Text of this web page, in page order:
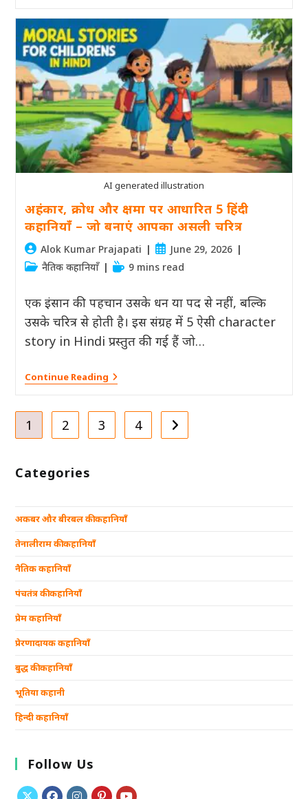
बुद्धिमानी
और
सही
निर्णय
की
5
हिंदी
कहानियाँ
AI generated illustration
अहंकार, क्रोध और क्षमा पर आधारित 5 हिंदी
कहानियाँ – जो बनाएं आपका असली चरित्र
Post
author:
Alok Kumar Prajapati
Post
published:
June 29, 2026
Postनैतिक कहानियाँ
Reading9 mins read
एक इंसान की पहचान उसके धन या पद से नहीं, बल्कि
उसके चरित्र से होती है। इस संग्रह में 5 ऐसी character
story in Hindi प्रस्तुत की गई हैं जो…
Continue Readingअहंकार,
क्रोध
क्षमा
आधारित
5
असली
1 2 3 4 Go to the next page
Categories
अकबर और बीरबल की कहानियाँ
तेनालीराम की कहानियाँ
नैतिक कहानियाँ
पंचतंत्र की कहानियाँ
प्रेम कहानियाँ
प्रेरणादायक कहानियाँ
बुद्ध की कहानियाँ
भूतिया कहानी
हिन्दी कहानियाँ
Follow Us